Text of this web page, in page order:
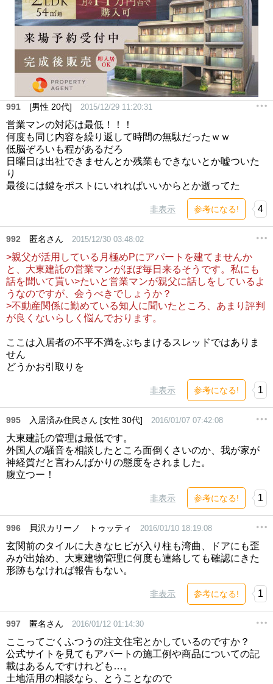
991 [男性 20代] 2015/12/29 11:20:31
営業マンの対応は最低！！！
何度も同じ内容を繰り返して時間の無駄だったｗｗ
低脳ぞろいも程があるだろ
日曜日は出社できませんとか残業もできないとか嘘ついた
り
最後には鍵をポストにいれればいいからとか逝ってた
非表示 参考になる! 4
992 匿名さん 2015/12/30 03:48:02
>親父が活用している月極めPにアパートを建てませんか
と、大東建託の営業マンがほぼ毎日来るそうです。私にも
話を聞いて貰い>たいと営業マンが親父に話しをしているよ
うなのですが、会うべきでしょうか？
>不動産関係に勤めている知人に聞いたところ、あまり評判
が良くないらしく悩んでおります。
ここは入居者の不平不満をぶちまけるスレッドではありま
せん
どうかお引取りを
非表示 参考になる! 1
995 入居済み住民さん [女性 30代] 2016/01/07 07:42:08
大東建託の管理は最低です。
外国人の騒音を相談したところ面倒くさいのか、我が家が
神経質だと言わんばかりの態度をされました。
腹立つー！
非表示 参考になる! 1
996 貝沢カリーノ トゥッティ 2016/01/10 18:19:08
玄関前のタイルに大きなヒビが入り柱も湾曲、ドアにも歪
みが出始め、大東建物管理に何度も連絡しても確認にきた
形跡もなければ報告もない。
非表示 参考になる! 1
997 匿名さん 2016/01/12 01:14:30
ここってごくふつうの注文住宅とかしているのですか？
公式サイトを見てもアパートの施工例や商品についての記
載はあるんですけれども…。
土地活用の相談なら、とうことなので